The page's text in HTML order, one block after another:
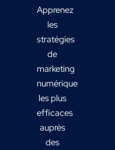
Apprenez
les
stratégies
de
marketing
numérique
les plus
efficaces
auprès
des